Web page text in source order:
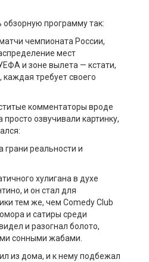
обзорную программу так:
чемпионата России,
мест
и зоне вылета — кстати,
требует своего
комментаторы вроде
озвучивали картинку,
реальности и
хулигана в духе
и он стал для
тем же, чем Comedy Club
и сатиры среди
и разогнал болото,
сонными жабами.
из дома, и к нему подбежал